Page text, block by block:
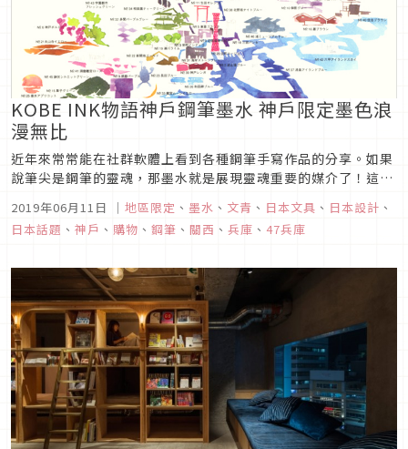
KOBE INK物語神戶鋼筆墨水 神戶限定墨色浪
漫無比
近年來常常能在社群軟體上看到各種鋼筆手寫作品的分享。如果
說筆尖是鋼筆的靈魂，那墨水就是展現靈魂重要的媒介了！這次
要介紹的是神戶一家文具店Nagasawa推出的「Kobe INK物
語」墨水。這個系列的墨水顏色皆與神戶(Kobe)有關，命名源
自神戶的景色、回憶或是某處的氛圍，每個顏色都有其專屬的故
2019年06月11日 ｜ 地區限定 、 墨水 、 文青 、 日本文具 、 日本設計 、
日本話題 、 神戶 、 購物 、 鋼筆 、 關西 、 兵庫 、 47兵庫